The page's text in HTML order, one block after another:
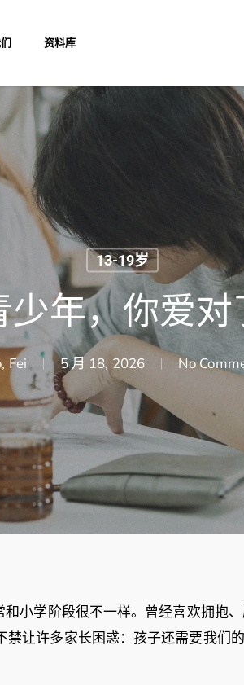
资料库
13-19岁
少年，你爱
Fei 5 月 18, 2026 No
小学阶段很不一样。曾经喜欢拥抱
让许多家长困惑：孩子还需要我们